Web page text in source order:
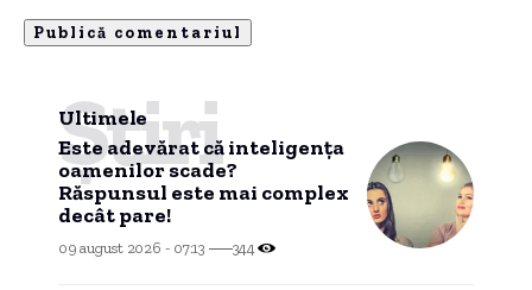
Ultimele
Știri
Este adevărat că inteligența
oamenilor scade?
Răspunsul este mai complex
decât pare!
09 august 2026 - 07:13 344